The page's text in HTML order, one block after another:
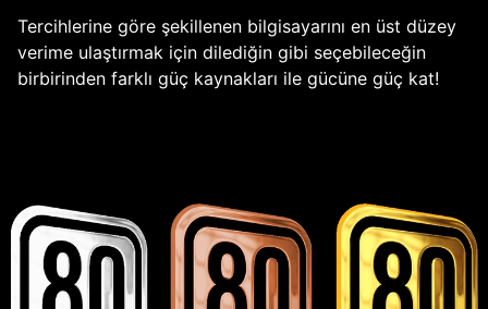
Tercihlerine göre şekillenen bilgisayarını en üst düzey
verime ulaştırmak için dilediğin gibi seçebileceğin
birbirinden farklı güç kaynakları ile gücüne güç kat!